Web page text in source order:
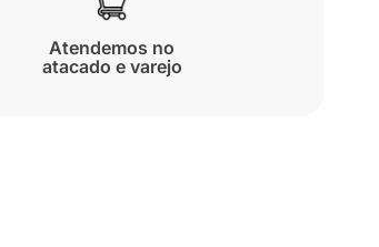
Atendemos no
atacado e varejo